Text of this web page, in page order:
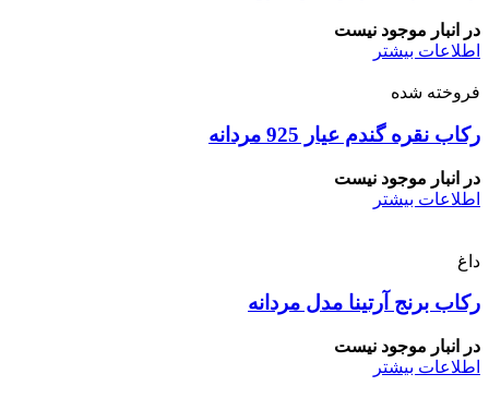
در انبار موجود نیست
اطلاعات بیشتر
فروخته شده
رکاب نقره گندم عیار 925 مردانه
در انبار موجود نیست
اطلاعات بیشتر
داغ
رکاب برنج آرتینا مدل مردانه
در انبار موجود نیست
اطلاعات بیشتر